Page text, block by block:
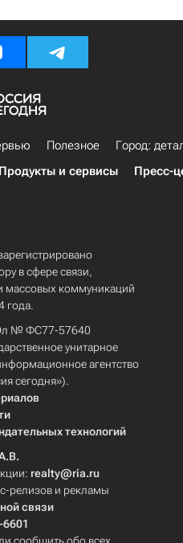
Полезное
Город:
Продукты и сервисы Пресс-
в сфере связи,
массовых коммуникаций
года.
Эл № ФС77-57640
унитарное
агентство
сегодня»).
технологий
realty@ria.ru
релизов и рекламы
связи
6601